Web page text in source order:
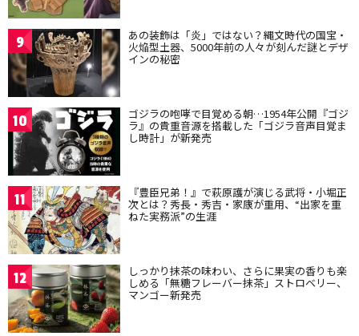
9 あの装飾は「炎」ではない？縄文時代の国宝・
火焔型土器、5000年前の人々が刻んだ謎とデザ
インの秘密
10 ゴジラの咆哮で目覚める朝…1954年公開『ゴジ
ラ』の貴重音源を搭載した「ゴジラ音声目覚ま
し時計」が新発売
11 『豊臣兄弟！』で萩原護が演じる武将・小堀正
次とは？秀長・秀吉・家康が重用、“出家を重
ねた実務派”の生涯
12 しっかり抹茶の味わい、さらに果実の香りも楽
しめる「無糖フレーバー抹茶」ストロベリー、
マンゴー新発売